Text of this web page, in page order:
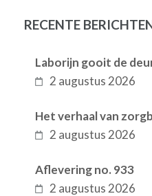
RECENTE
Laborijn gooit de
2 augustus 2026
Het verhaal van
2 augustus 2026
Aflevering no. 933
2 augustus 2026